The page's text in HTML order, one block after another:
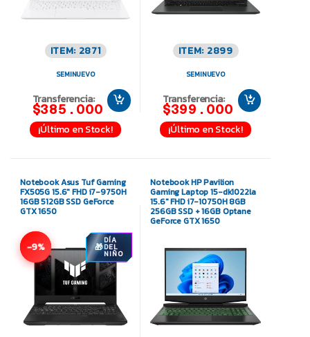
ITEM: 2871
SEMINUEVO
Transferencia:
$385.000
¡Último en Stock!
ITEM: 2899
SEMINUEVO
Transferencia:
$399.000
¡Último en Stock!
Notebook Asus Tuf Gaming
FX505G 15.6″ FHD i7-9750H
16GB 512GB SSD GeForce
GTX 1650
-9% DÍA
DEL
NIÑO
Notebook HP Pavilion
Gaming Laptop 15-dk1022la
15.6″ FHD i7-10750H 8GB
256GB SSD + 16GB Optane
GeForce GTX 1650